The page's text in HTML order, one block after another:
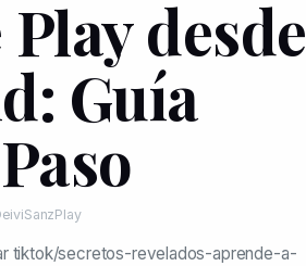
desde
Guía
tiktok/secretos-revelados-aprende-a-